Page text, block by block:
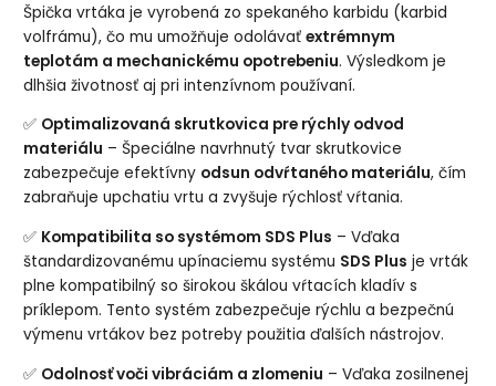
Špička vrtáka je vyrobená zo spekaného karbidu (karbid
volfrámu), čo mu umožňuje odolávaťextrémnym
teplotám a mechanickému opotrebeniu. Výsledkom je
dlhšia životnosť aj pri intenzívnom používaní.
✅ Optimalizovaná skrutkovica pre rýchly odvod
materiálu – Špeciálne navrhnutý tvar skrutkovice
zabezpečuje efektívny odsun odvŕtaného materiálu, čím
zabraňuje upchatiu vrtu a zvyšuje rýchlosť vŕtania.
✅ Kompatibilita so systémom SDS Plus – Vďaka
štandardizovanému upínaciemu systému SDS Plus je vrták
plne kompatibilný so širokou škálou vŕtacích kladív s
príklepom. Tento systém zabezpečuje rýchlu a bezpečnú
výmenu vrtákov bez potreby použitia ďalších nástrojov.
✅ Odolnosť voči vibráciám a zlomeniu – Vďaka zosilnenej